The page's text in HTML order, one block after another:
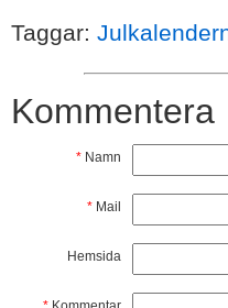
Taggar:
Kommentera
* Namn
* Mail
Hemsida